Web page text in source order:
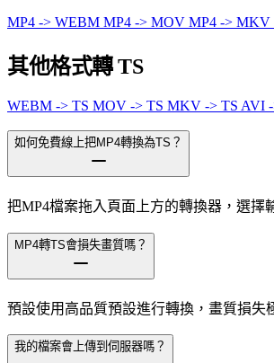
MP4 -> WEBM MP4 -> MOV MP4 -> MKV
其他格式轉 TS
WEBM -> TS MOV -> TS MKV -> TS AVI
如何免費線上把MP4轉換為TS？
把MP4檔案拖入頁面上方的轉換器，選擇
MP4轉TS會損失畫質嗎？
預設使用高品質預設進行轉換，畫質損失
我的檔案會上傳到伺服器嗎？